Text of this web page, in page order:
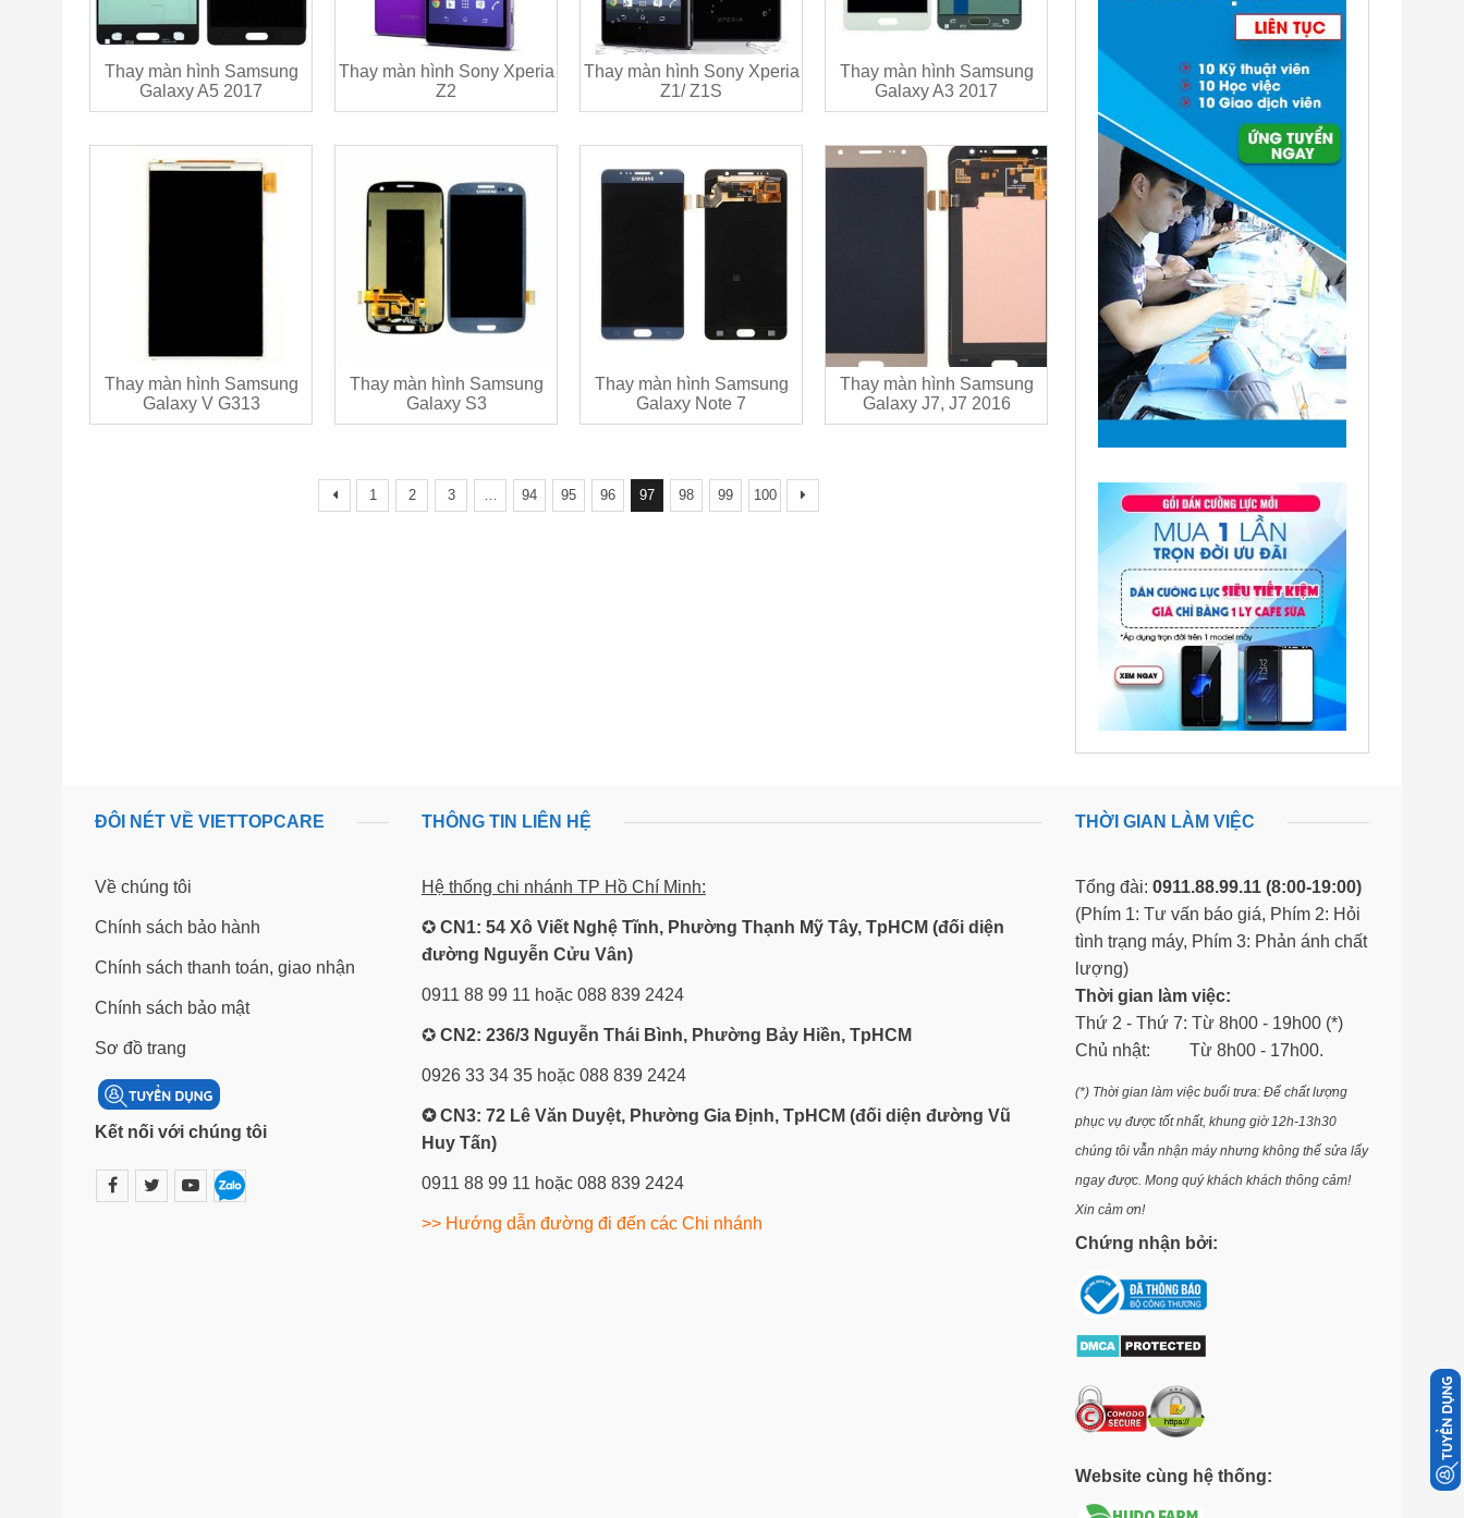
Thay màn hình Samsung
Galaxy A5 2017
Thay màn hình Sony Xperia
Z2
Thay màn hình Sony Xperia
Z1/ Z1S
Thay màn hình Samsung
Galaxy A3 2017
Thay màn hình Samsung
Galaxy V G313
Thay màn hình Samsung
Galaxy S3
Thay màn hình Samsung
Galaxy Note 7
Thay màn hình Samsung
Galaxy J7, J7 2016
1 2 3 … 94 95 96 97 98 99 100
ĐÔI NÉT VỀ VIETTOPCARE
Về chúng tôi
Chính sách bảo hành
Chính sách thanh toán, giao nhận
Chính sách bảo mật
Sơ đồ trang
Kết nối với chúng tôi
THÔNG TIN LIÊN HỆ
Hệ thống chi nhánh TP Hồ Chí Minh:
✪ CN1: 54 Xô Viết Nghệ Tĩnh, Phường Thạnh Mỹ Tây, TpHCM (đối diện
đường Nguyễn Cửu Vân)
0911 88 99 11 hoặc 088 839 2424
✪ CN2: 236/3 Nguyễn Thái Bình, Phường Bảy Hiền, TpHCM
0926 33 34 35 hoặc 088 839 2424
✪ CN3: 72 Lê Văn Duyệt, Phường Gia Định, TpHCM (đối diện đường Vũ
Huy Tấn)
0911 88 99 11 hoặc 088 839 2424
>> Hướng dẫn đường đi đến các Chi nhánh
THỜI GIAN LÀM VIỆC
Tổng đài: 0911.88.99.11 (8:00-19:00)
(Phím 1: Tư vấn báo giá, Phím 2: Hỏi
tình trạng máy, Phím 3: Phản ánh chất
lượng)
Thời gian làm việc:
Thứ 2 - Thứ 7: Từ 8h00 - 19h00 (*)
Chủ nhật: Từ 8h00 - 17h00.
(*) Thời gian làm việc buổi trưa: Để chất lượng
phục vụ được tốt nhất, khung giờ 12h-13h30
chúng tôi vẫn nhận máy nhưng không thể sửa lấy
ngay được. Mong quý khách khách thông cảm!
Xin cảm ơn!
Chứng nhận bởi:
Website cùng hệ thống: